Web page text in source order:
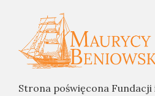
Strona poświęcona